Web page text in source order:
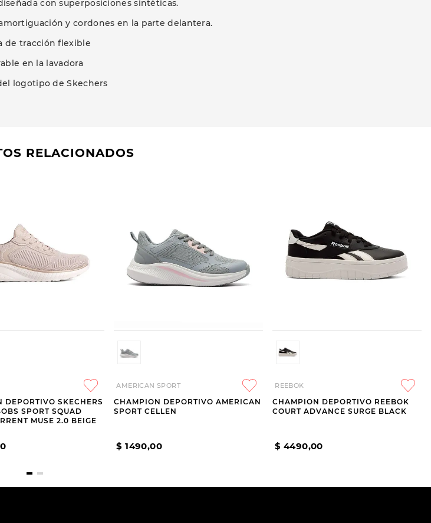
con superposiciones sintéticas.
y cordones en la parte delantera.
de tracción flexible
en la lavadora
logotipo de Skechers
RELACIONADOS
DEPORTIVO SKECHERS
SPORT SQUAD
MUSE 2.0 BEIGE
AMERICAN SPORT
CHAMPION DEPORTIVO AMERICAN
SPORT CELLEN
$ 1490,00
REEBOK
CHAMPION DEPORTIVO REEBOK
COURT ADVANCE SURGE BLACK
$ 4490,00